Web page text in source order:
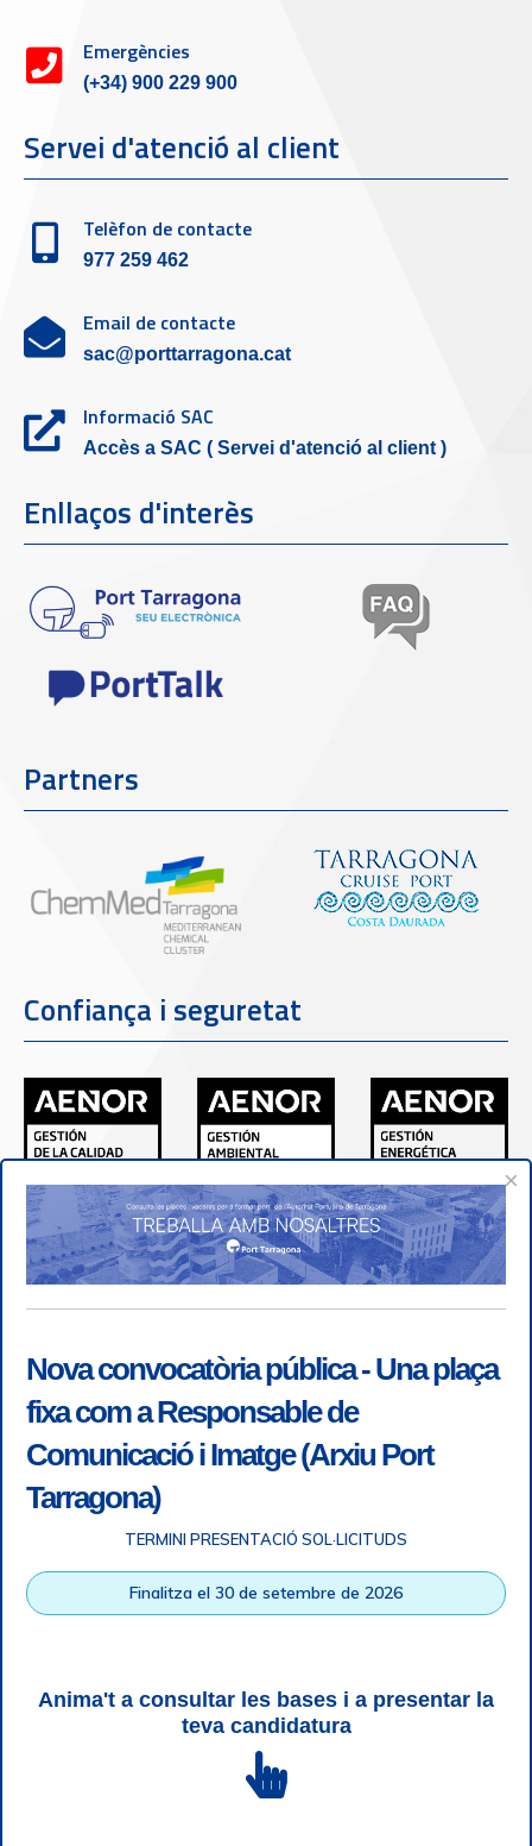
Emergències
(+34) 900 229 900
Servei d'atenció al client
Telèfon de contacte
977 259 462
Email de contacte
sac@porttarragona.cat
Informació SAC
Accès a SAC ( Servei d'atenció al client )
Enllaços d'interès
Partners
Confiança i seguretat
×
Nova convocatòria pública - Una plaça
fixa com a Responsable de
Comunicació i Imatge (Arxiu Port
Tarragona)
TERMINI PRESENTACIÓ SOL·LICITUDS
Finalitza el 30 de setembre de 2026
Anima't a consultar les bases i a presentar la
teva candidatura